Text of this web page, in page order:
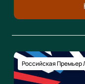
Российская Премьер